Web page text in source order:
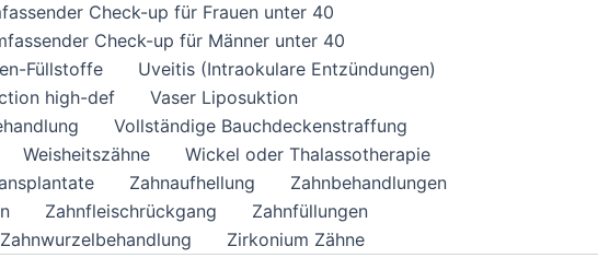
Check-up für Frauen unter 40
Check-up für Männer unter 40
Füllstoffe
Uveitis (Intraokulare Entzündungen)
high-def
Vaser Liposuktion
Vollständige Bauchdeckenstraffung
Weisheitszähne
Wickel oder Thalassotherapie
Zahnaufhellung
Zahnbehandlungen
Zahnfleischrückgang
Zahnfüllungen
Zahnwurzelbehandlung Zirkonium Zähne